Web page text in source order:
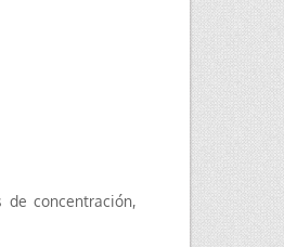
concentración,